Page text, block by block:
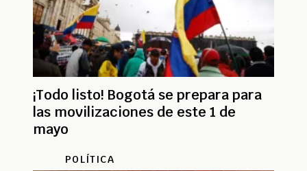
¡Todo listo! Bogotá se prepara para
las movilizaciones de este 1 de
mayo
POLÍTICA